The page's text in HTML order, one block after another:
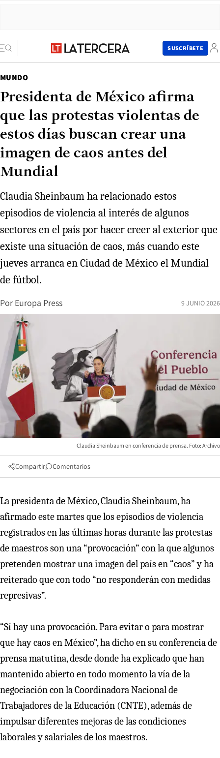
SUSCRÍBETE
MUNDO
Presidenta de México afirma
que las protestas violentas de
estos días buscan crear una
imagen de caos antes del
Mundial
Claudia Sheinbaum ha relacionado estos
episodios de violencia al interés de algunos
sectores en el país por hacer creer al exterior que
existe una situación de caos, más cuando este
jueves arranca en Ciudad de México el Mundial
de fútbol.
Por Europa Press 9 JUNIO 2026
Claudia Sheinbaum en conferencia de prensa. Foto: Archivo
Compartir Comentarios
La presidenta de México, Claudia Sheinbaum, ha
afirmado este martes que los episodios de violencia
registrados en las últimas horas durante las protestas
de maestros son una “provocación” con la que algunos
pretenden mostrar una imagen del país en “caos” y ha
reiterado que con todo “no responderán con medidas
represivas”.
“Sí hay una provocación. Para evitar o para mostrar
que hay caos en México”, ha dicho en su conferencia de
prensa matutina, desde donde ha explicado que han
mantenido abierto en todo momento la vía de la
negociación con la Coordinadora Nacional de
Trabajadores de la Educación (CNTE), además de
impulsar diferentes mejoras de las condiciones
laborales y salariales de los maestros.